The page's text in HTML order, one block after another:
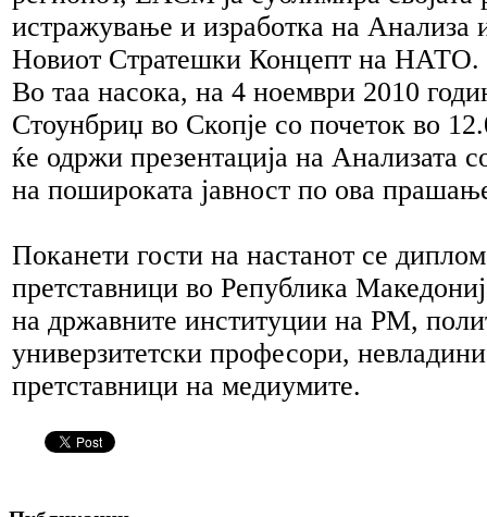
истражување и изработка на Анализа
Новиот Стратешки Концепт на НАТО.
Во таа насока, на 4 ноември 2010
Стоунбриџ во Скопје со почеток во
ќе одржи презентација на Анализата
на пошироката јавност по ова
Поканети гости на настанот се
претставници во Република
на државните институции на РМ,
универзитетски професори,
претставници на медиумите.